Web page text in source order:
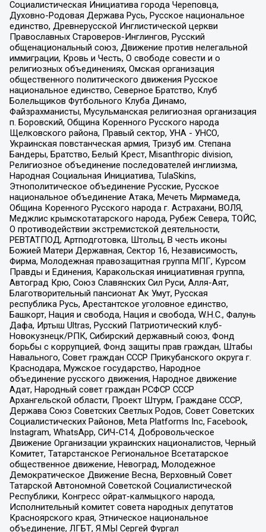
Социалистическая Инициатива города Череповца,
Духовно-Родовая Держава Русь, Русское национальное
единство, Древнерусской Инглистической церкви
Православных Староверов-Инглингов, Русский
общенациональный союз, Движение против нелегальной
иммиграции, Кровь и Честь, О свободе совести и о
религиозных объединениях, Омская организация
общественного политического движения Русское
национальное единство, Северное Братство, Клуб
Болельщиков Футбольного Клуба Динамо,
Файзрахманисты, Мусульманская религиозная организация
п. Боровский, Община Коренного Русского народа
Щелковского района, Правый сектор, УНА - УНСО,
Украинская повстанческая армия, Тризуб им. Степана
Бандеры, Братство, Белый Крест, Misanthropic division,
Религиозное объединение последователей инглиизма,
Народная Социальная Инициатива, TulaSkins,
Этнополитическое объединение Русские, Русское
национальное объединение Атака, Мечеть Мирмамеда,
Община Коренного Русского народа г. Астрахани, ВОЛЯ,
Меджлис крымскотатарского народа, Рубеж Севера, ТОЙС,
О противодействии экстремистской деятельности,
РЕВТАТПОД, Артподготовка, Штольц, В честь иконы
Божией Матери Державная, Сектор 16, Независимость,
Фирма, Молодежная правозащитная группа МПГ, Курсом
Правды и Единения, Каракольская инициативная группа,
Автоград Крю, Союз Славянских Сил Руси, Алля-Аят,
Благотворительный пансионат Ак Умут, Русская
республика Русь, Арестантское уголовное единство,
Башкорт, Нация и свобода, Нация и свобода, W.H.С., Фалунь
Дафа, Иртыш Ultras, Русский Патриотический клуб-
Новокузнецк/РПК, Сибирский державный союз, Фонд
борьбы с коррупцией, Фонд защиты прав граждан, Штабы
Навального, Совет граждан СССР Прикубанского округа г.
Краснодара, Мужское государство, Народное
объединение русского движения, Народное движение
Адат, Народный совет граждан РСФСР СССР
Архангельской области, Проект Штурм, Граждане СССР,
Держава Союз Советских Светлых Родов, Совет Советских
Социалистических Районов, Meta Platforms Inc, Facebook,
Instagram, WhatsApp, СИЧ-С14, Добровольческое
Движение Организации украинских националистов, Черный
Комитет, Татарстанское Региональное Всетатарское
общественное движение, Невоград, Молодежное
Демократическое Движение Весна, Верховный Совет
Татарской Автономной Советской Социалистической
Республики, Конгресс ойрат-калмыцкого народа,
Исполнительный комитет совета народных депутатов
Красноярского края, Этническое национальное
объединение, ЛГБТ, Я.МЫ Сергей Фургал